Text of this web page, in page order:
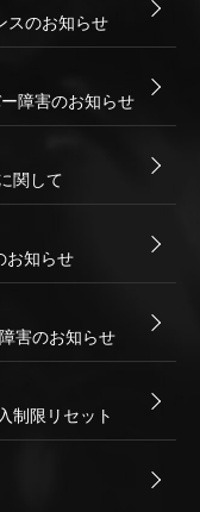
スのお知らせ
障害のお知らせ
関して
お知らせ
害のお知らせ
制限リセット